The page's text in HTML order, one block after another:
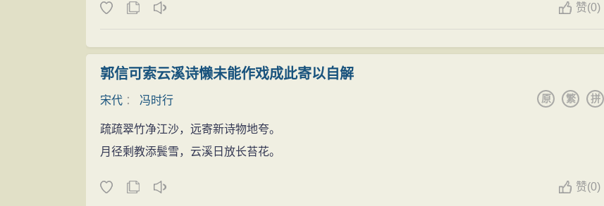
连连后退。闻讯赶来的
，迅速围拢冯时行，扇形排开，挡住官库，直面李炯和飞虎军：“要踏冯大
李炯一看场面越来越大，百姓越聚越多，甚至飞虎军中也有人开始倒戈，对自己不利，只能收
兵，愤愤而去：“哼，冯时行，你等着！”
百姓看着李炯等人离开，忙搀扶起已经筋疲力尽的冯时行。
此后不久，李炯为了自保，怕秦桧怪罪，连夜写信密告秦桧，说冯时行不但不识时务，反而沽名
钓誉，煽动百姓 闹事。秦桧接到密信，趁着残害岳飞等抗金名将之际，随便找了个“莫须有”的罪名将冯
冯时行被迫离开万州，准备登船回乡。可谁知万州
早已在码头恭候多时，默默垂泪，但没有
赞(0)
郭信可索云溪诗懒未能作戏成此寄以自解
宋代 ： 冯时行 拼
繁
原
疏疏翠竹净江沙，远寄新诗物地夸。
月径剩教添鬓雪，云溪日放长苔花。
赞(0)